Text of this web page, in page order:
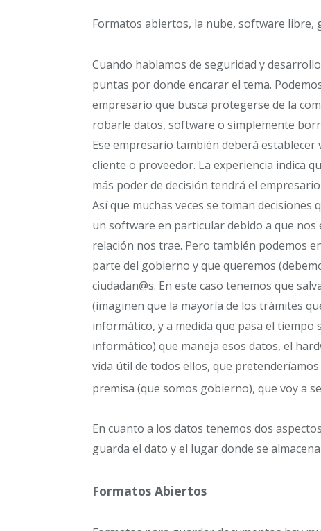
Formatos abiertos, la nube, software libre,
Cuando hablamos de seguridad y
puntas por donde encarar el tema.
empresario que busca protegerse de la
robarle datos, software o simplemente
Ese empresario también deberá
cliente o proveedor. La experiencia indica
más poder de decisión tendrá el
Así que muchas veces se toman
un software en particular debido a que
relación nos trae. Pero también podemos
parte del gobierno y que queremos
ciudadan@s. En este caso tenemos que
(imaginen que la mayoría de los trámites
informático, y a medida que pasa el
informático) que maneja esos datos, el
vida útil de todos ellos, que
premisa (que somos gobierno), que voy a
En cuanto a los datos tenemos dos
guarda el dato y el lugar donde se
Formatos Abiertos